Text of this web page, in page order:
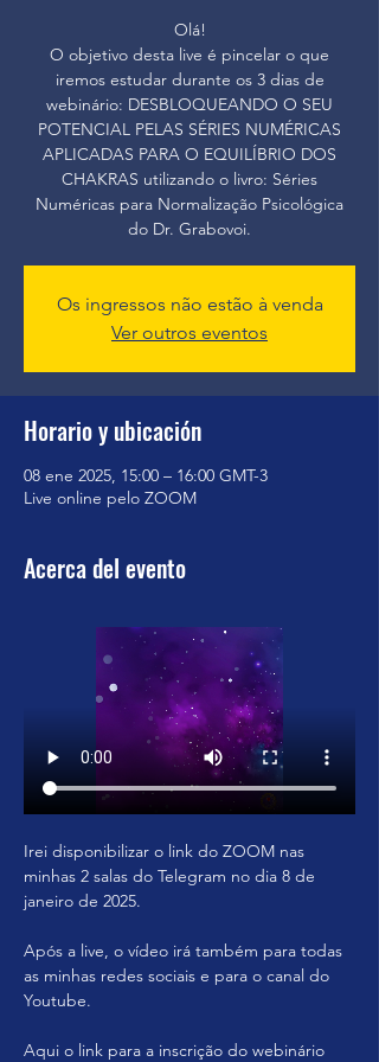
Olá!
O objetivo desta live é pincelar o que
iremos estudar durante os 3 dias de
webinário: DESBLOQUEANDO O SEU
POTENCIAL PELAS SÉRIES NUMÉRICAS
APLICADAS PARA O EQUILÍBRIO DOS
CHAKRAS utilizando o livro: Séries
Numéricas para Normalização Psicológica
do Dr. Grabovoi.
Os ingressos não estão à venda
Ver outros eventos
Horario y ubicación
08 ene 2025, 15:00 – 16:00 GMT-3
Live online pelo ZOOM
Acerca del evento
Irei disponibilizar o link do ZOOM nas
minhas 2 salas do Telegram no dia 8 de
janeiro de 2025.
Após a live, o vídeo irá também para todas
as minhas redes sociais e para o canal do
Youtube.
Aqui o link para a inscrição do webinário